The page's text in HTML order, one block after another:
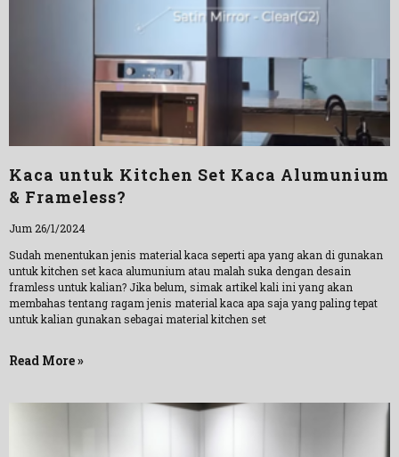
Kaca untuk Kitchen Set Kaca Alumunium
& Frameless?
Jum 26/1/2024
Sudah menentukan jenis material kaca seperti apa yang akan di gunakan
untuk kitchen set kaca alumunium atau malah suka dengan desain
framless untuk kalian? Jika belum, simak artikel kali ini yang akan
membahas tentang ragam jenis material kaca apa saja yang paling tepat
untuk kalian gunakan sebagai material kitchen set
Read More »